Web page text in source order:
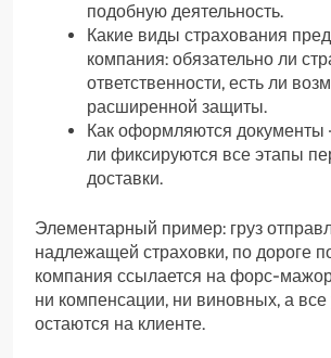
подобную деятельность.
Какие виды страхования
компания: обязательно ли
ответственности, есть ли
расширенной защиты.
Как оформляются
ли фиксируются все этапы
доставки.
Элементарный пример: груз
надлежащей страховки, по дороге
компания ссылается на форс-
ни компенсации, ни виновных, а все
остаются на клиенте.